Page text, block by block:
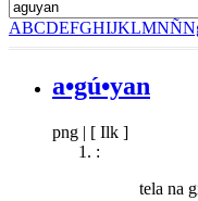
ABCDEFGHIJKLMNÑ
a•gú•yan
png | [ Ilk ]
:
tela na